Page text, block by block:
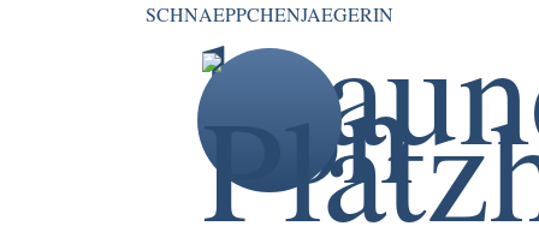
SCHNAEPPCHENJAEGERIN